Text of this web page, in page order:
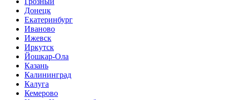
Донецк
Екатеринбург
Иваново
Ижевск
Иркутск
Йошкар-Ола
Казань
Калининград
Калуга
Кемерово